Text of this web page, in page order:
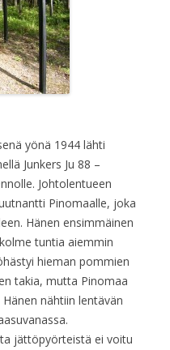
yönä 1944 lähti
Junkers Ju 88 –
Johtolentueen
Pinomaalle, joka
Hänen ensimmäinen
tuntia aiemmin
hieman pommien
takia, mutta Pinomaa
nähtiin lentävän
jättöpyörteistä ei voitu